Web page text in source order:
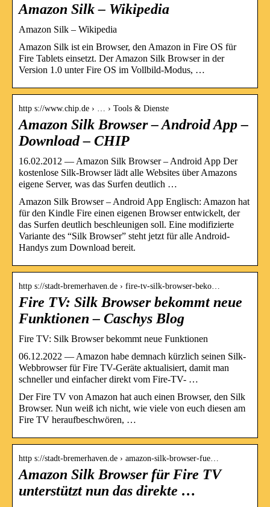
Amazon Silk – Wikipedia
Amazon Silk – Wikipedia
Amazon Silk ist ein Browser, den Amazon in Fire OS für
Fire Tablets einsetzt. Der Amazon Silk Browser in der
Version 1.0 unter Fire OS im Vollbild-Modus, …
http s://www.chip.de › … › Tools & Dienste
Amazon Silk Browser – Android App –
Download – CHIP
16.02.2012 — Amazon Silk Browser – Android App Der
kostenlose Silk-Browser lädt alle Websites über Amazons
eigene Server, was das Surfen deutlich …
Amazon Silk Browser – Android App Englisch: Amazon hat
für den Kindle Fire einen eigenen Browser entwickelt, der
das Surfen deutlich beschleunigen soll. Eine modifizierte
Variante des “Silk Browser” steht jetzt für alle Android-
Handys zum Download bereit.
http s://stadt-bremerhaven.de › fire-tv-silk-browser-beko…
Fire TV: Silk Browser bekommt neue
Funktionen – Caschys Blog
Fire TV: Silk Browser bekommt neue Funktionen
06.12.2022 — Amazon habe demnach kürzlich seinen Silk-
Webbrowser für Fire TV-Geräte aktualisiert, damit man
schneller und einfacher direkt vom Fire-TV- …
Der Fire TV von Amazon hat auch einen Browser, den Silk
Browser. Nun weiß ich nicht, wie viele von euch diesen am
Fire TV heraufbeschwören, …
http s://stadt-bremerhaven.de › amazon-silk-browser-fue…
Amazon Silk Browser für Fire TV
unterstützt nun das direkte …